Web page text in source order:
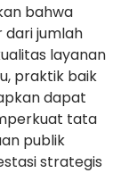
bahwa
dari jumlah
layanan
praktik baik
dapat
tata
publik
strategis